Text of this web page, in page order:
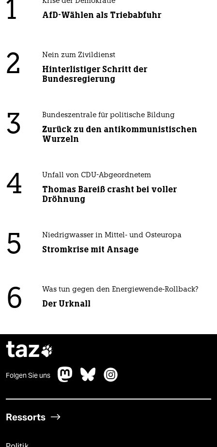
1 AfD-Wählen als Triebabfuhr
2 Nein zum Zivildienst
Hinterlistiger Schritt der
Bundesregierung
3 Bundeszentrale für politische Bildung
Zurück zu den antikommunistischen
Wurzeln
4 Unfall von CDU-Abgeordnetem
Thomas Bareiß crasht bei voller
Dröhnung
5 Niedrigwasser in Mittel- und Osteuropa
Stromkrise mit Ansage
6 Was tun gegen den Energiewende-Rollback?
Der Urknall
taz
Folgen Sie uns
Ressorts